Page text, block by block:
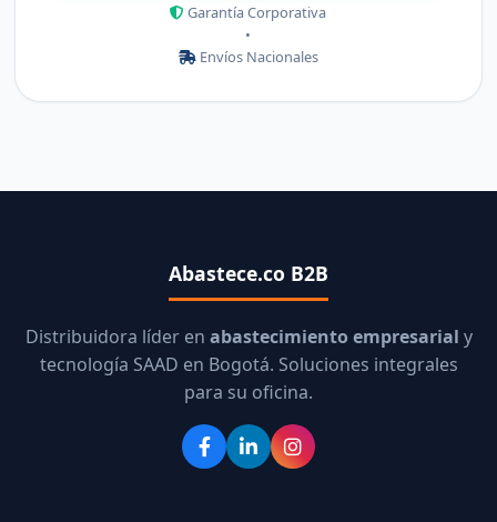
Garantía Corporativa
•
Envíos Nacionales
Abastece.co B2B
Distribuidora líder en abastecimiento empresarial y
tecnología SAAD en Bogotá. Soluciones integrales
para su oficina.